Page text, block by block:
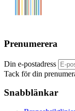
Prenumerera
Din e-postadress
Tack för din
Snabblänkar